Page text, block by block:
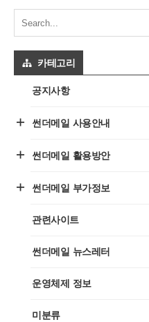
카테고리
공지사항
썬더메일 사용안내
썬더메일 활용방안
썬더메일 부가정보
관련사이트
썬더메일 뉴스레터
운영체제 정보
미분류